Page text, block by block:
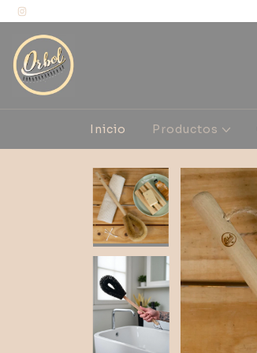
Inicio Productos